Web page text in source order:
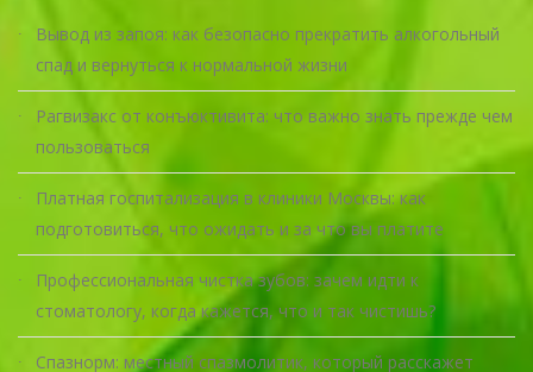
Вывод из запоя: как безопасно прекратить алкогольный
спад и вернуться к нормальной жизни
Рагвизакс от конъюктивита: что важно знать прежде чем
пользоваться
Платная госпитализация в клиники Москвы: как
подготовиться, что ожидать и за что вы платите
Профессиональная чистка зубов: зачем идти к
стоматологу, когда кажется, что и так чистишь?
Спазнорм: местный спазмолитик, который расскажет